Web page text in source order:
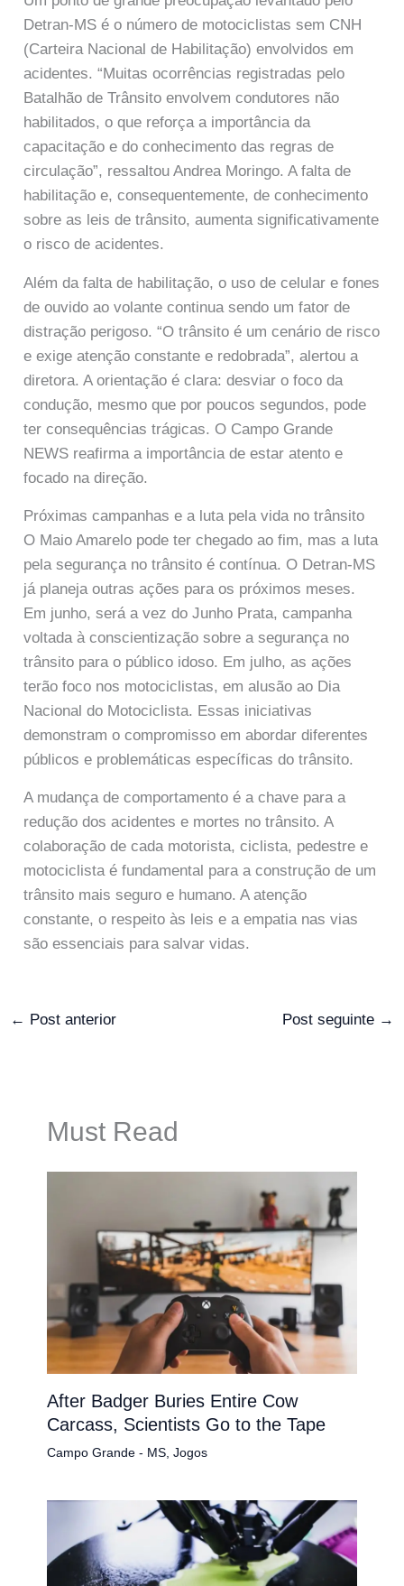
Detran-MS é o número de motociclistas sem CNH
(Carteira Nacional de Habilitação) envolvidos em
acidentes. “Muitas ocorrências registradas pelo
Batalhão de Trânsito envolvem condutores não
habilitados, o que reforça a importância da
capacitação e do conhecimento das regras de
circulação”, ressaltou Andrea Moringo. A falta de
habilitação e, consequentemente, de conhecimento
sobre as leis de trânsito, aumenta significativamente
o risco de acidentes.
Além da falta de habilitação, o uso de celular e fones
de ouvido ao volante continua sendo um fator de
distração perigoso. “O trânsito é um cenário de risco
e exige atenção constante e redobrada”, alertou a
diretora. A orientação é clara: desviar o foco da
condução, mesmo que por poucos segundos, pode
ter consequências trágicas. O Campo Grande
NEWS reafirma a importância de estar atento e
focado na direção.
Próximas campanhas e a luta pela vida no trânsito
O Maio Amarelo pode ter chegado ao fim, mas a luta
pela segurança no trânsito é contínua. O Detran-MS
já planeja outras ações para os próximos meses.
Em junho, será a vez do Junho Prata, campanha
voltada à conscientização sobre a segurança no
trânsito para o público idoso. Em julho, as ações
terão foco nos motociclistas, em alusão ao Dia
Nacional do Motociclista. Essas iniciativas
demonstram o compromisso em abordar diferentes
públicos e problemáticas específicas do trânsito.
A mudança de comportamento é a chave para a
redução dos acidentes e mortes no trânsito. A
colaboração de cada motorista, ciclista, pedestre e
motociclista é fundamental para a construção de um
trânsito mais seguro e humano. A atenção
constante, o respeito às leis e a empatia nas vias
são essenciais para salvar vidas.
← Post anterior Post seguinte →
Must Read
After Badger Buries Entire Cow
Carcass, Scientists Go to the Tape
Campo Grande - MS, Jogos